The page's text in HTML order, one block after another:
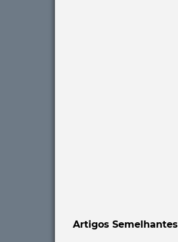
Artigos Semelhantes